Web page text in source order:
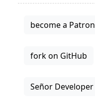
become a Patron
fork on GitHub
Señor Developer